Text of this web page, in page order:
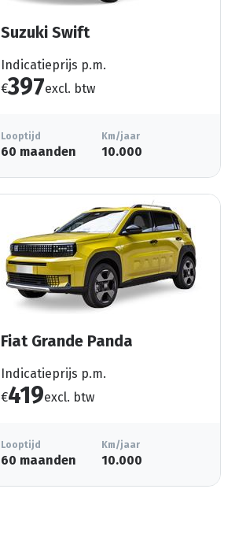
Suzuki Swift
Indicatieprijs p.m.
€397excl. btw
Looptijd
60 maanden
Km/jaar
10.000
Fiat Grande Panda
Indicatieprijs p.m.
€419excl. btw
Looptijd
60 maanden
Km/jaar
10.000